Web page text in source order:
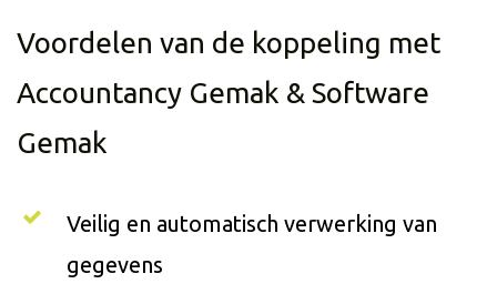
Voordelen van de koppeling met
Accountancy Gemak & Software
Gemak
Veilig en automatisch verwerking van
gegevens